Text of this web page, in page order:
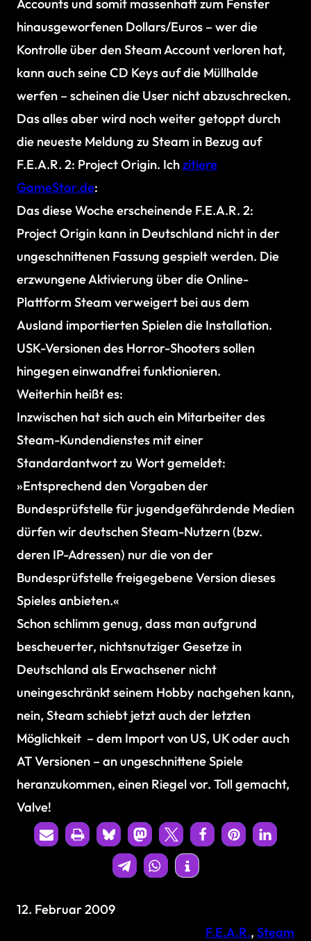
Accounts und somit massenhaft zum Fenster
hinausgeworfenen Dollars/Euros – wer die
Kontrolle über den Steam Account verloren hat,
kann auch seine CD Keys auf die Müllhalde
werfen – scheinen die User nicht abzuschrecken.
Das alles aber wird noch weiter getoppt durch
die neueste Meldung zu Steam in Bezug auf
F.E.A.R. 2: Project Origin. Ichzitiere
GameStar.de:
Das diese Woche erscheinende F.E.A.R. 2:
Project Origin kann in Deutschland nicht in der
ungeschnittenen Fassung gespielt werden. Die
erzwungene Aktivierung über die Online-
Plattform Steam verweigert bei aus dem
Ausland importierten Spielen die Installation.
USK-Versionen des Horror-Shooters sollen
hingegen einwandfrei funktionieren.
Weiterhin heißt es:
Inzwischen hat sich auch ein Mitarbeiter des
Steam-Kundendienstes mit einer
Standardantwort zu Wort gemeldet:
»Entsprechend den Vorgaben der
Bundesprüfstelle für jugendgefährdende Medien
dürfen wir deutschen Steam-Nutzern (bzw.
deren IP-Adressen) nur die von der
Bundesprüfstelle freigegebene Version dieses
Spieles anbieten.«
Schon schlimm genug, dass man aufgrund
bescheuerter, nichtsnutziger Gesetze in
Deutschland als Erwachsener nicht
uneingeschränkt seinem Hobby nachgehen kann,
nein, Steam schiebt jetzt auch der letzten
Möglichkeit – dem Import von US, UK oder auch
AT Versionen – an ungeschnittene Spiele
heranzukommen, einen Riegel vor. Toll gemacht,
Valve!
12. Februar 2009
F.E.A.R., Steam